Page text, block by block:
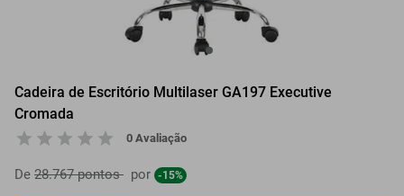
Cadeira de Escritório Multilaser GA197 Executive
Cromada
0 Avaliação
De 28.767 pontos por -15%